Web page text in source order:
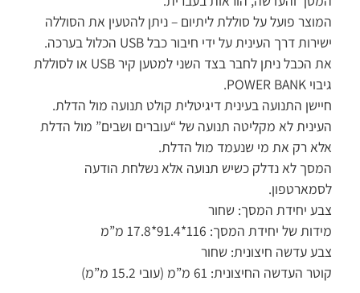
המוצר פועל על סוללת ליתיום – ניתן להטעין את הסוללה
ישירות דרך העינית על ידי חיבור כבל USB הכלול בערכה.
את הכבל ניתן לחבר בצד השני למטען קיר USB או לסוללת
גיבוי POWER BANK.
חיישן התנועה בעינית דיגיטלית קולט תנועה מול הדלת.
העינית לא מקליטה תנועה של “עוברים ושבים” מול הדלת
אלא רק את מי שנעמד מול הדלת.
המסך לא נדלק כשיש תנועה אלא נשלחת הודעה
לסמארטפון.
צבע יחידת המסך: שחור
מידות של יחידת המסך: 116*91.4*17.8 מ”מ
צבע עדשה חיצונית: שחור
קוטר העדשה החיצונית: 61 מ”מ (עובי 15.2 מ”מ)